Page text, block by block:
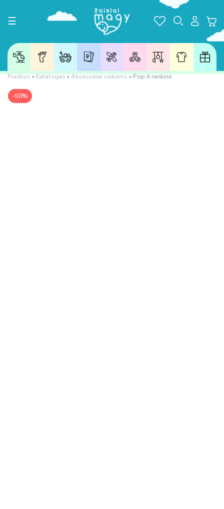
Toggle navigation
☰
Pradinis»Katalogas»Aksesuarai vaikams»Pop it rankinė
-50%